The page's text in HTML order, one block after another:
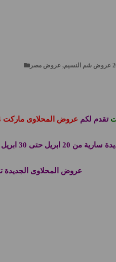
تقدم لكم عروض المحلاوى ماركت 2024
ابريل حتى 30 ابريل 2025 عروض الشيكولاتة او حتى نفاذ الكمية
عروض المحلاوى